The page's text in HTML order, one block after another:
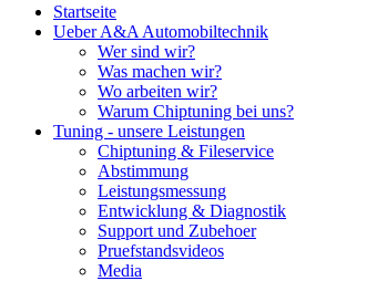
Startseite
Ueber A&A Automobiltechnik
Wer sind wir?
Was machen wir?
Wo arbeiten wir?
Warum Chiptuning bei uns?
Tuning - unsere Leistungen
Chiptuning & Fileservice
Abstimmung
Leistungsmessung
Entwicklung & Diagnostik
Support und Zubehoer
Pruefstandsvideos
Media